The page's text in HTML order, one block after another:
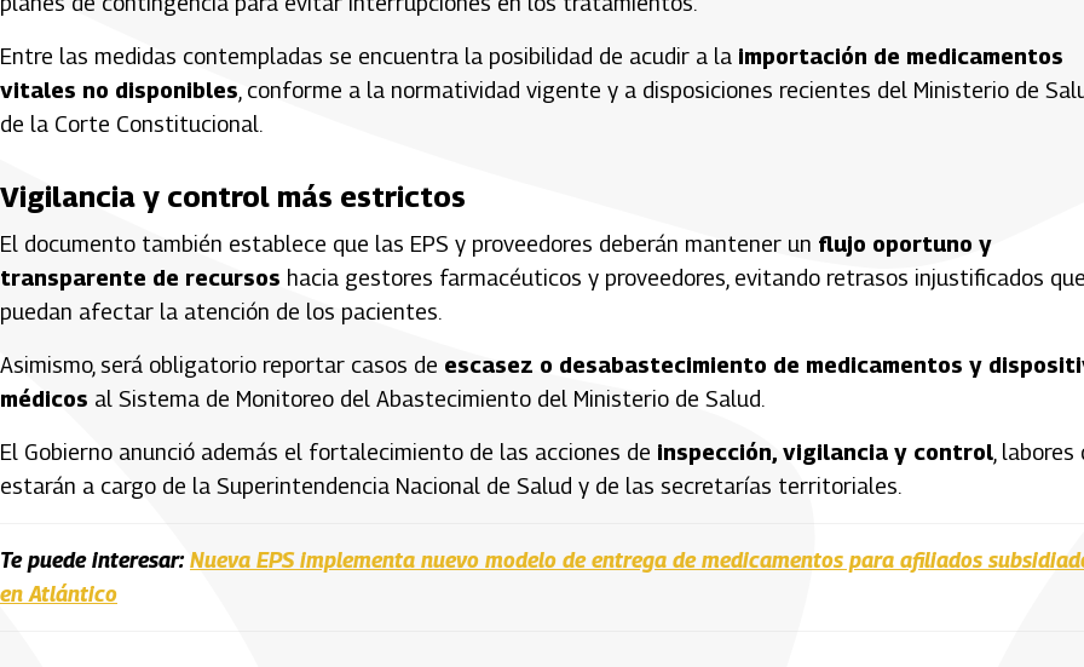
Entre las medidas contempladas se encuentra la posibilidad de acudir a la importación de medicamentos
vitales no disponibles , conforme a la normatividad vigente y a disposiciones recientes del Ministerio de
de la Corte Constitucional.
Vigilancia y control más estrictos
El documento también establece que las EPS y proveedores deberán mantener un flujo oportuno y
transparente de recursos hacia gestores farmacéuticos y proveedores, evitando retrasos injustificados
puedan afectar la atención de los pacientes.
Asimismo, será obligatorio reportar casos de escasez o desabastecimiento de medicamentos y
médicos al Sistema de Monitoreo del Abastecimiento del Ministerio de Salud.
El Gobierno anunció además el fortalecimiento de las acciones de inspección, vigilancia y control , labores
estarán a cargo de la Superintendencia Nacional de Salud y de las secretarías territoriales.
Te puede interesar: Nueva EPS implementa nuevo modelo de entrega de medicamentos para afiliados
en Atlántico